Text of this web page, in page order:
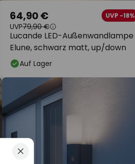
Lucande LED-Außenwandlampe
Elune, schwarz matt, up/down
64,90 € UVP -18%
UVP79,90 €
Auf Lager
Schließen